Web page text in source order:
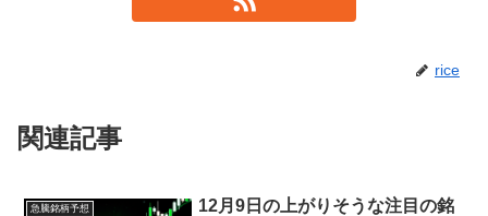
rice
関連記事
急騰銘柄予想
12月9日の上がりそうな注目の銘